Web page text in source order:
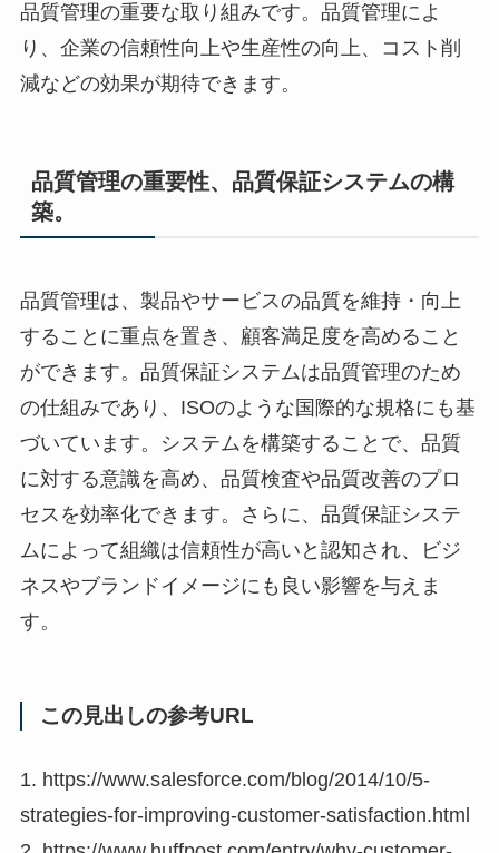
品質管理の重要な取り組みです。品質管理によ
り、企業の信頼性向上や生産性の向上、コスト削
減などの効果が期待できます。
品質管理の重要性、品質保証システムの構
築。
品質管理は、製品やサービスの品質を維持・向上
することに重点を置き、顧客満足度を高めること
ができます。品質保証システムは品質管理のため
の仕組みであり、ISOのような国際的な規格にも基
づいています。システムを構築することで、品質
に対する意識を高め、品質検査や品質改善のプロ
セスを効率化できます。さらに、品質保証システ
ムによって組織は信頼性が高いと認知され、ビジ
ネスやブランドイメージにも良い影響を与えま
す。
この見出しの参考URL
1. https://www.salesforce.com/blog/2014/10/5-
strategies-for-improving-customer-satisfaction.html